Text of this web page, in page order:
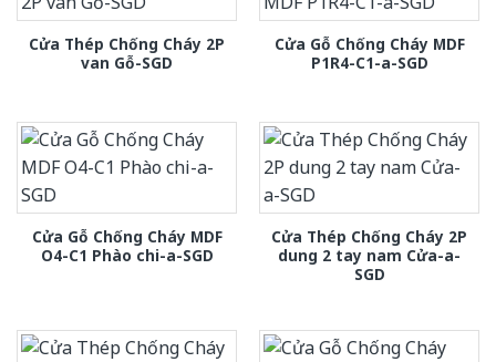
Cửa Thép Chống Cháy 2P
van Gỗ-SGD
Cửa Gỗ Chống Cháy MDF
P1R4-C1-a-SGD
Cửa Gỗ Chống Cháy MDF
O4-C1 Phào chi-a-SGD
Cửa Thép Chống Cháy 2P
dung 2 tay nam Cửa-a-
SGD